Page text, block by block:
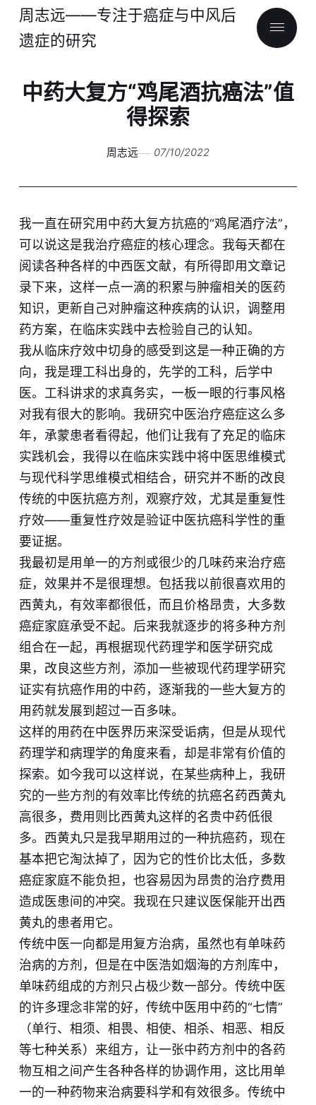
周志远——专注于癌症与中风后
遗症的研究
中药大复方“鸡尾酒抗癌法”值
得探索
周志远 07/10/2022
我一直在研究用中药大复方抗癌的“鸡尾酒疗法”，
可以说这是我治疗癌症的核心理念。我每天都在
阅读各种各样的中西医文献，有所得即用文章记
录下来，这样一点一滴的积累与肿瘤相关的医药
知识，更新自己对肿瘤这种疾病的认识，调整用
药方案，在临床实践中去检验自己的认知。
我从临床疗效中切身的感受到这是一种正确的方
向，我是理工科出身的，先学的工科，后学中
医。工科讲求的求真务实，一板一眼的行事风格
对我有很大的影响。我研究中医治疗癌症这么多
年，承蒙患者看得起，他们让我有了充足的临床
实践机会，我得以在临床实践中将中医思维模式
与现代科学思维模式相结合，研究并不断的改良
传统的中医抗癌方剂，观察疗效，尤其是重复性
疗效——重复性疗效是验证中医抗癌科学性的重
要证据。
我最初是用单一的方剂或很少的几味药来治疗癌
症，效果并不是很理想。包括我以前很喜欢用的
西黄丸，有效率都很低，而且价格昂贵，大多数
癌症家庭承受不起。后来我就逐步的将多种方剂
组合在一起，再根据现代药理学和医学研究成
果，改良这些方剂，添加一些被现代药理学研究
证实有抗癌作用的中药，逐渐我的一些大复方的
用药就发展到超过一百多味。
这样的用药在中医界历来深受诟病，但是从现代
药理学和病理学的角度来看，却是非常有价值的
探索。如今我可以这样说，在某些病种上，我研
究的一些方剂的有效率比传统的抗癌名药西黄丸
高很多，费用则比西黄丸这样的名贵中药低很
多。西黄丸只是我早期用过的一种抗癌药，现在
基本把它淘汰掉了，因为它的性价比太低，多数
癌症家庭不能负担，也容易因为昂贵的治疗费用
造成医患间的冲突。我现在只建议医保能开出西
黄丸的患者用它。
传统中医一向都是用复方治病，虽然也有单味药
治病的方剂，但是在中医浩如烟海的方剂库中，
单味药组成的方剂只占极少数一部分。传统中医
的许多理念非常的好，传统中医用中药的“七情”
（单行、相须、相畏、相使、相杀、相恶、相反
等七种关系）来组方，让一张中药方剂中的各药
物互相之间产生各种各样的协调作用，这比用单
一的一种药物来治病要科学和有效很多。传统中